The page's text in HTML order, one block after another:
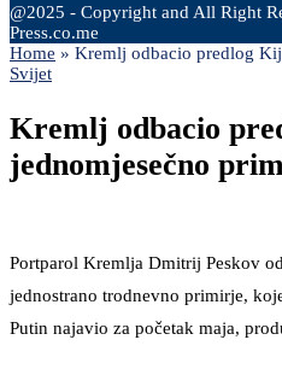
@2025 - Copyright and All Right
Press.co.me
Home » Kremlj odbacio predlog
Svijet
Kremlj odbacio
jednomjesečno
Portparol Kremlja Dmitrij Peskov
jednostrano trodnevno primirje,
Putin najavio za početak maja,